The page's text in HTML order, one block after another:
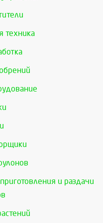
техника
и раздачи